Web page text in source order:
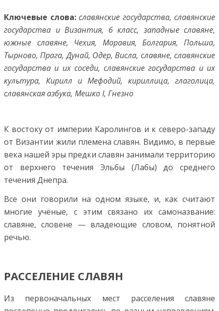
Ключевые слова: славянские государства, славянские
государства и Византия, 6 класс, западные славяне,
южные славяне, Чехия, Моравия, Болгария, Польша,
Тырново, Прага, Дунай, Одер, Висла, славяне, славянские
государства и их соседи, славянские государства и их
культура, Кирилл и Мефодий, кириллица, глаголица,
славянская азбука, Мешко I, Гнезно
К востоку от империи Каролингов и к северо-западу
от Византии жили племена славян. Видимо, в первые
века нашей эры предки славян занимали территорию
от верхнего течения Эльбы (Лабы) до среднего
течения Днепра.
Все они говорили на одном языке, и, как считают
многие учёные, с этим связано их самоназвание:
славяне, словене — владеющие словом, понятной
речью.
РАССЕЛЕНИЕ СЛАВЯН
Из первоначальных мест расселения славяне